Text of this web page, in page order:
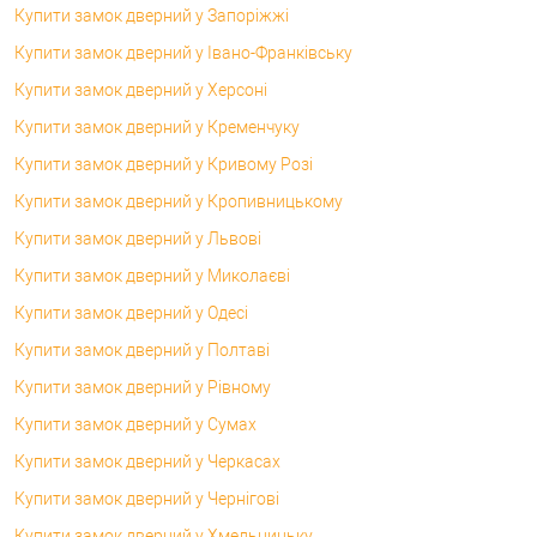
Купити замок дверний у Запоріжжі
Купити замок дверний у Івано-Франківську
Купити замок дверний у Херсоні
Купити замок дверний у Кременчуку
Купити замок дверний у Кривому Розі
Купити замок дверний у Кропивницькому
Купити замок дверний у Львові
Купити замок дверний у Миколаєві
Купити замок дверний у Одесі
Купити замок дверний у Полтаві
Купити замок дверний у Рівному
Купити замок дверний у Сумах
Купити замок дверний у Черкасах
Купити замок дверний у Чернігові